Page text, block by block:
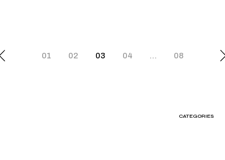
01 02 03 04 … 08
CATEGORIES